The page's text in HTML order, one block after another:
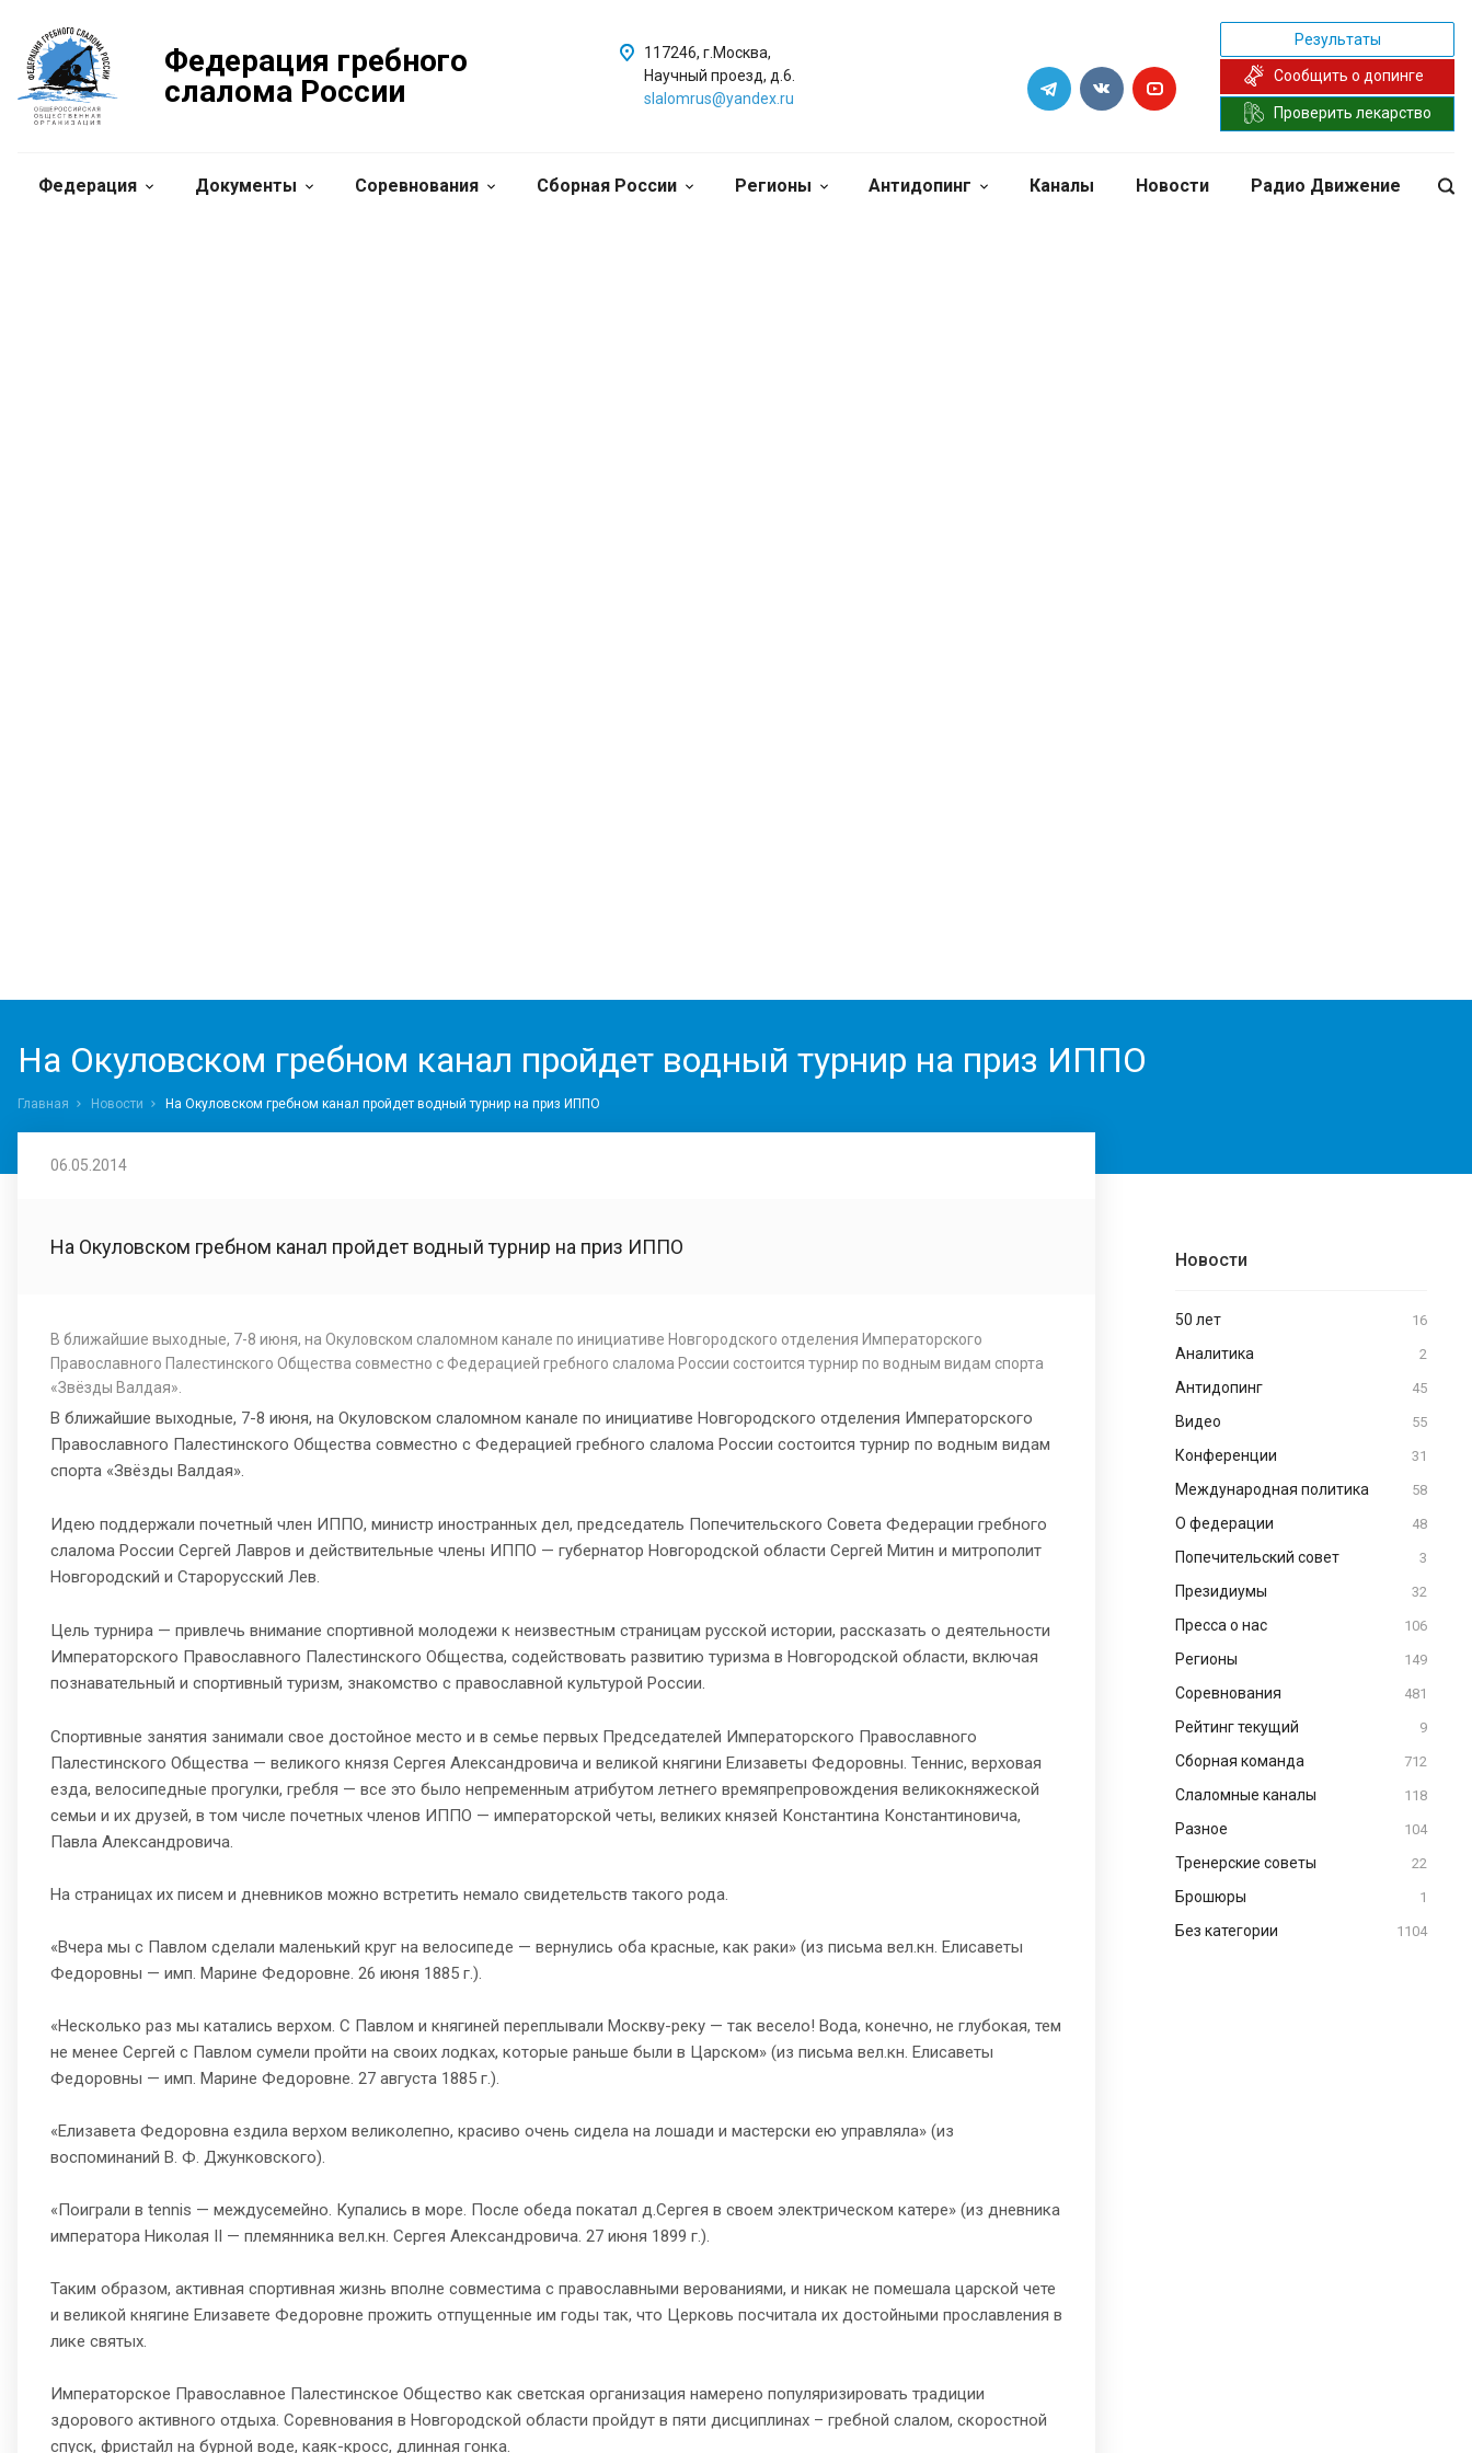
Федерация гребного
слалома России
117246, г.Москва,
Научный проезд, д.6.
slalomrus@yandex.ru
Результаты
Сообщить о допинге
Проверить лекарство
Федерация Документы Соревнования Сборная России Регионы Антидопинг Каналы Новости Радио Движение
На Окуловском гребном канал пройдет водный турнир на приз ИППО
Главная Новости На Окуловском гребном канал пройдет водный турнир на приз ИППО
Новости
50 лет 16
Аналитика 2
Антидопинг 45
Видео 55
Конференции 31
Международная политика 58
О федерации 48
Попечительский совет 3
Президиумы 32
Пресса о нас 106
Регионы 149
Соревнования 481
Рейтинг текущий 9
Сборная команда 712
Слаломные каналы 118
Разное 104
Тренерские советы 22
Брошюры 1
Без категории 1104
06.05.2014
На Окуловском гребном канал пройдет водный турнир на приз ИППО
В ближайшие выходные, 7-8 июня, на Окуловском слаломном канале по инициативе Новгородского отделения Императорского
Православного Палестинского Общества совместно с Федерацией гребного слалома России состоится турнир по водным видам спорта
«Звёзды Валдая».
В ближайшие выходные, 7-8 июня, на Окуловском слаломном канале по инициативе Новгородского отделения Императорского
Православного Палестинского Общества совместно с Федерацией гребного слалома России состоится турнир по водным видам
спорта «Звёзды Валдая».
Идею поддержали почетный член ИППО, министр иностранных дел, председатель Попечительского Совета Федерации гребного
слалома России Сергей Лавров и действительные члены ИППО — губернатор Новгородской области Сергей Митин и митрополит
Новгородский и Старорусский Лев.
Цель турнира — привлечь внимание спортивной молодежи к неизвестным страницам русской истории, рассказать о деятельности
Императорского Православного Палестинского Общества, содействовать развитию туризма в Новгородской области, включая
познавательный и спортивный туризм, знакомство с православной культурой России.
Спортивные занятия занимали свое достойное место и в семье первых Председателей Императорского Православного
Палестинского Общества — великого князя Сергея Александровича и великой княгини Елизаветы Федоровны. Теннис, верховая
езда, велосипедные прогулки, гребля — все это было непременным атрибутом летнего времяпрепровождения великокняжеской
семьи и их друзей, в том числе почетных членов ИППО — императорской четы, великих князей Константина Константиновича,
Павла Александровича.
На страницах их писем и дневников можно встретить немало свидетельств такого рода.
«Вчера мы с Павлом сделали маленький круг на велосипеде — вернулись оба красные, как раки» (из письма вел.кн. Елисаветы
Федоровны — имп. Марине Федоровне. 26 июня 1885 г.).
«Несколько раз мы катались верхом. С Павлом и княгиней переплывали Москву-реку — так весело! Вода, конечно, не глубокая, тем
не менее Сергей с Павлом сумели пройти на своих лодках, которые раньше были в Царском» (из письма вел.кн. Елисаветы
Федоровны — имп. Марине Федоровне. 27 августа 1885 г.).
«Елизавета Федоровна ездила верхом великолепно, красиво очень сидела на лошади и мастерски ею управляла» (из
воспоминаний В. Ф. Джунковского).
«Поиграли в tеnnis — междусемейно. Купались в море. После обеда покатал д.Сергея в своем электрическом катере» (из дневника
императора Николая II — племянника вел.кн. Сергея Александровича. 27 июня 1899 г.).
Таким образом, активная спортивная жизнь вполне совместима с православными верованиями, и никак не помешала царской чете
и великой княгине Елизавете Федоровне прожить отпущенные им годы так, что Церковь посчитала их достойными прославления в
лике святых.
Императорское Православное Палестинское Общество как светская организация намерено популяризировать традиции
здорового активного отдыха. Соревнования в Новгородской области пройдут в пяти дисциплинах – гребной слалом, скоростной
спуск, фристайл на бурной воде, каяк-кросс, длинная гонка.